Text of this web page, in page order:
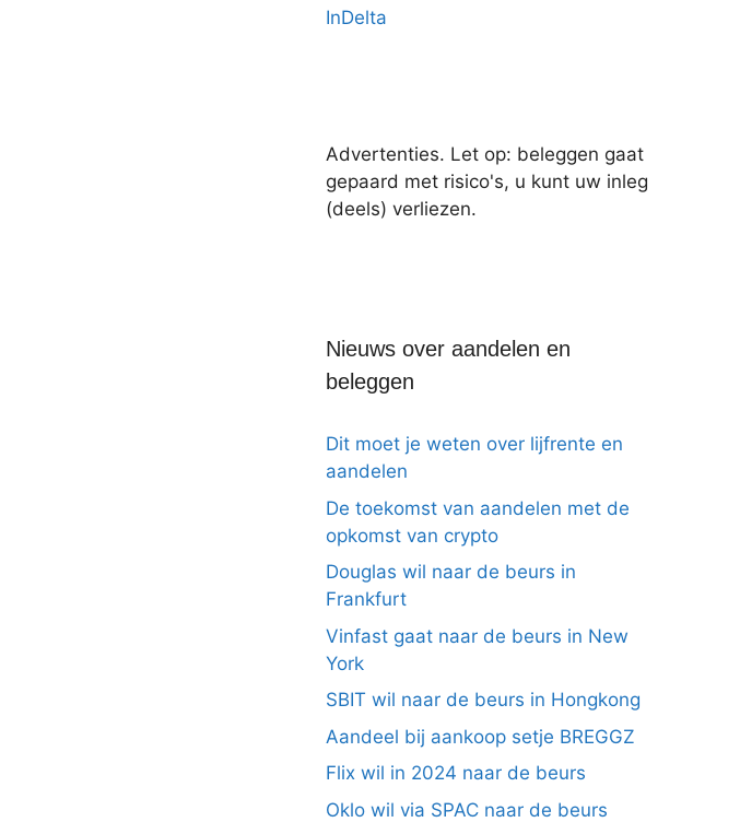
InDelta
Advertenties. Let op: beleggen gaat
gepaard met risico's, u kunt uw inleg
(deels) verliezen.
Nieuws over aandelen en
beleggen
Dit moet je weten over lijfrente en
aandelen
De toekomst van aandelen met de
opkomst van crypto
Douglas wil naar de beurs in
Frankfurt
Vinfast gaat naar de beurs in New
York
SBIT wil naar de beurs in Hongkong
Aandeel bij aankoop setje BREGGZ
Flix wil in 2024 naar de beurs
Oklo wil via SPAC naar de beurs